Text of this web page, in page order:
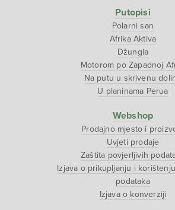
Putopisi
Polarni san
Afrika Aktiva
Džungla
Motorom po Zapadnoj
Na putu u skrivenu
U planinama Perua
Webshop
Prodajno mjesto i
Uvjeti prodaje
Zaštita povjerljivih
Izjava o prikupljanju i
podataka
Izjava o konverziji